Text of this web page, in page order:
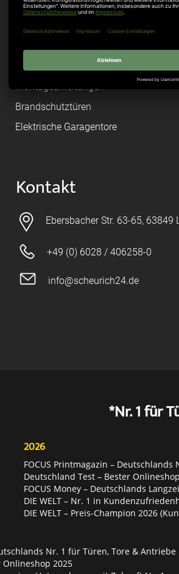
Bestellvorgang
Registrieren
Toraufmaß
Montageanleitungen
Brandschutztüren
Elektrische Garagentore
Kontakt
Ebersbacher Str. 63-65, 63849
+49 (0) 6028 / 406258-0
info@scheurich24.de
*Nr. 1 für
2026
FOCUS Printmagazin –
Deutschland Test – Bester
FOCUS Money – Deutschlands
DIE WELT – Nr. 1 in
DIE WELT – Preis-Champion 2026
Nr. 1 für Türen, Tore & Antriebe
Onlineshop 2025